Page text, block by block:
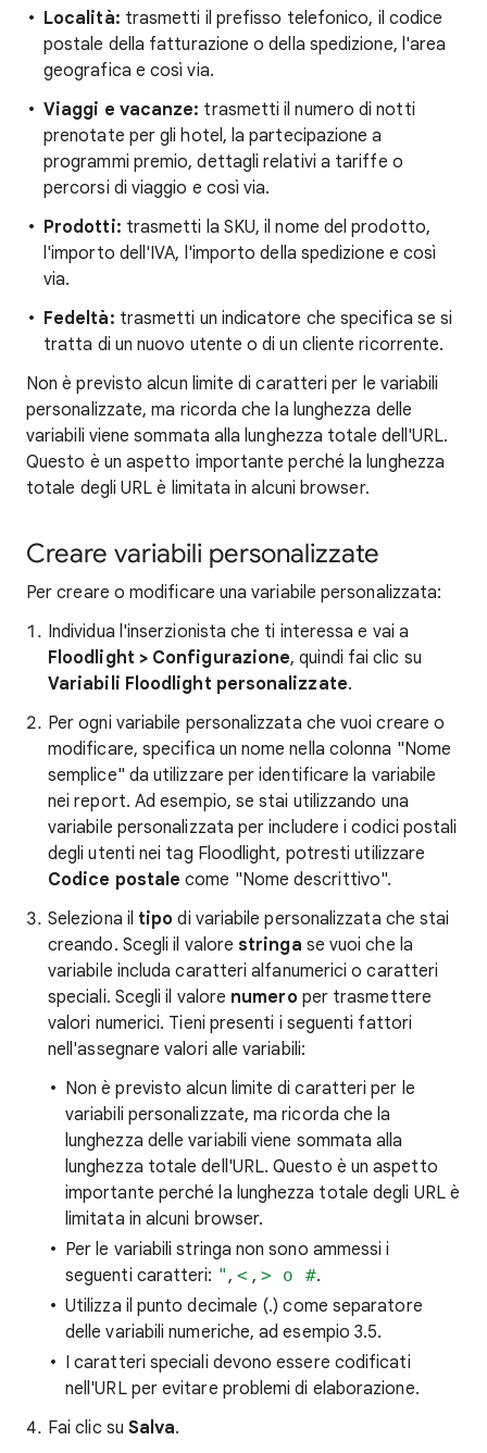
Località: trasmetti il prefisso telefonico, il codice
postale della fatturazione o della spedizione, l'area
geografica e così via.
Viaggi e vacanze: trasmetti il numero di notti
prenotate per gli hotel, la partecipazione a
programmi premio, dettagli relativi a tariffe o
percorsi di viaggio e così via.
Prodotti: trasmetti la SKU, il nome del prodotto,
l'importo dell'IVA, l'importo della spedizione e così
via.
Fedeltà: trasmetti un indicatore che specifica se si
tratta di un nuovo utente o di un cliente ricorrente.
Non è previsto alcun limite di caratteri per le variabili
personalizzate, ma ricorda che la lunghezza delle
variabili viene sommata alla lunghezza totale dell'URL.
Questo è un aspetto importante perché la lunghezza
totale degli URL è limitata in alcuni browser.
Creare variabili personalizzate
Per creare o modificare una variabile personalizzata:
Individua l'inserzionista che ti interessa e vai a
Floodlight > Configurazione, quindi fai clic su
Variabili Floodlight personalizzate.
Per ogni variabile personalizzata che vuoi creare o
modificare, specifica un nome nella colonna "Nome
semplice" da utilizzare per identificare la variabile
nei report. Ad esempio, se stai utilizzando una
variabile personalizzata per includere i codici postali
degli utenti nei tag Floodlight, potresti utilizzare
Codice postale come "Nome descrittivo".
Seleziona il tipo di variabile personalizzata che stai
creando. Scegli il valorestringa se vuoi che la
variabile includa caratteri alfanumerici o caratteri
speciali. Scegli il valore numero per trasmettere
valori numerici. Tieni presenti i seguenti fattori
nell'assegnare valori alle variabili:
Non è previsto alcun limite di caratteri per le
variabili personalizzate, ma ricorda che la
lunghezza delle variabili viene sommata alla
lunghezza totale dell'URL. Questo è un aspetto
importante perché la lunghezza totale degli URL è
limitata in alcuni browser.
Per le variabili stringa non sono ammessi i
seguenti caratteri: ", < ,> o #.
Utilizza il punto decimale (.) come separatore
delle variabili numeriche, ad esempio 3.5.
I caratteri speciali devono essere codificati
nell'URL per evitare problemi di elaborazione.
Fai clic su Salva.